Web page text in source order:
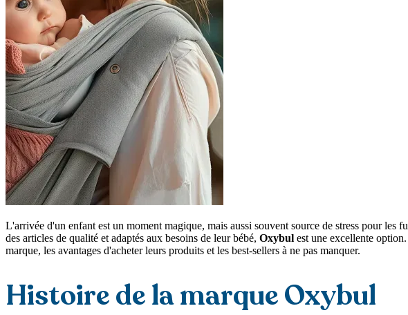
L'arrivée d'un enfant est un moment magique, mais aussi souvent source de stress pour les
des articles de qualité et adaptés aux besoins de leur bébé, Oxybul est une excellente
marque, les avantages d'acheter leurs produits et les best-sellers à ne pas manquer.
Histoire de la marque Oxybul